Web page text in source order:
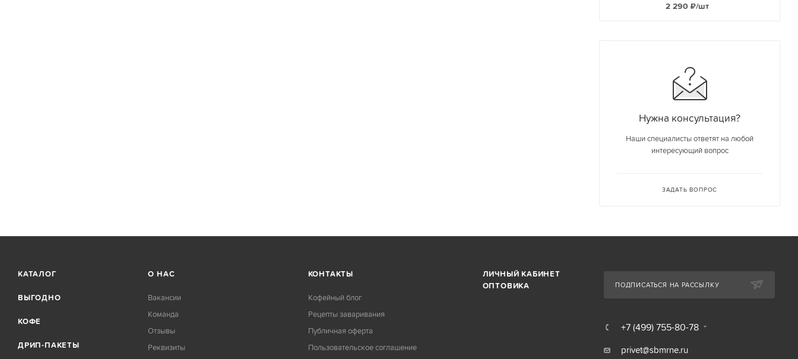
2 290 ₽/шт
Нужна консультация?
Наши специалисты ответят на любой
интересующий вопрос
ЗАДАТЬ ВОПРОС
КАТАЛОГ
ВЫГОДНО
КОФЕ
ДРИП-ПАКЕТЫ
О НАС
Вакансии
Команда
Отзывы
Реквизиты
КОНТАКТЫ
Кофейный блог
Рецепты заваривания
Публичная оферта
Пользовательское соглашение
ЛИЧНЫЙ КАБИНЕТ
ОПТОВИКА
ПОДПИСАТЬСЯ НА РАССЫЛКУ
+7 (499) 755-80-78
privet@sbmrne.ru